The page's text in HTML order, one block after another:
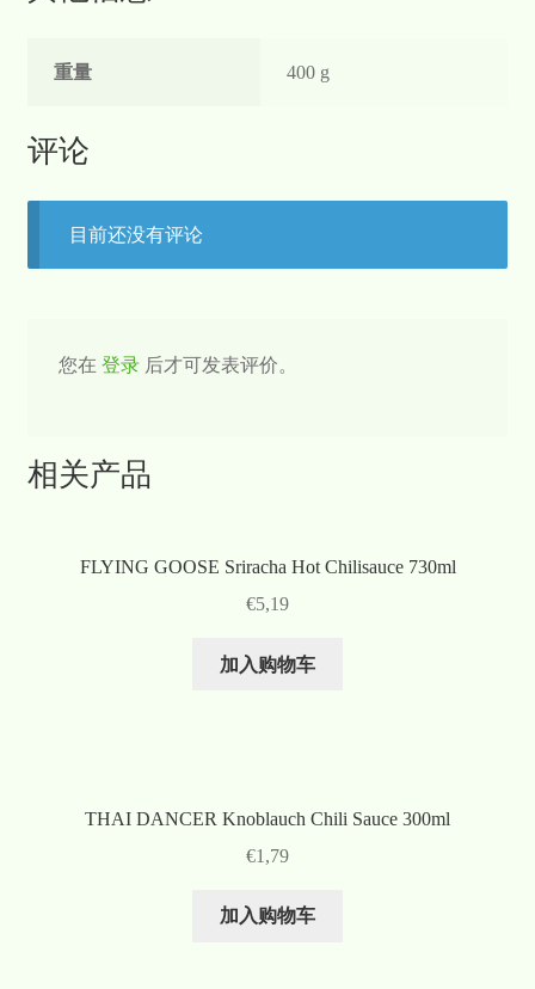
重量 400 g
评论
目前还没有评论
您在 登录后才可发表评价。
相关产品
FLYING GOOSE Sriracha Hot Chilisauce 730ml
€5,19
加入购物车
THAI DANCER Knoblauch Chili Sauce 300ml
€1,79
加入购物车